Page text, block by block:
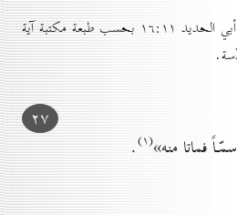
(۱) شرح نهج البلاغة لابن أبي الحديد ۱٦:۱۱ بحسب طبعة مكتبة آية
۲۷
فماتا منه»(۱) .